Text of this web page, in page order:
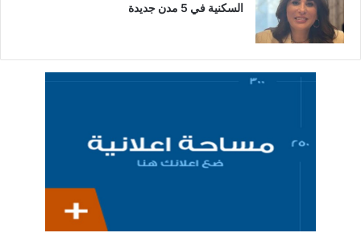
السكنية في 5 مدن جديدة